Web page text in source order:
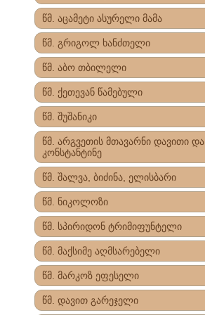
წმ. აცამეტი ასურელი მამა
წმ. გრიგოლ ხანძთელი
წმ. აბო თბილელი
წმ. ქეთევან წამებული
წმ. შუშანიკი
წმ. არგვეთის მთავარნი დავითი და
კონსტანტინე
წმ. შალვა, ბიძინა, ელისბარი
წმ. ნიკოლოზი
წმ. სპირიდონ ტრიმიფუნტელი
წმ. მაქსიმე აღმსარებელი
წმ. მარკოზ ეფესელი
წმ. დავით გარეჯელი